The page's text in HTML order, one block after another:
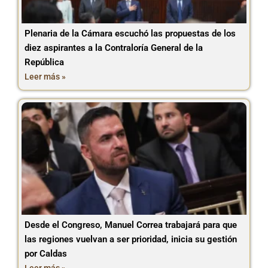
Plenaria de la Cámara escuchó las propuestas de los
diez aspirantes a la Contraloría General de la
República
Leer más »
Desde el Congreso, Manuel Correa trabajará para que
las regiones vuelvan a ser prioridad, inicia su gestión
por Caldas